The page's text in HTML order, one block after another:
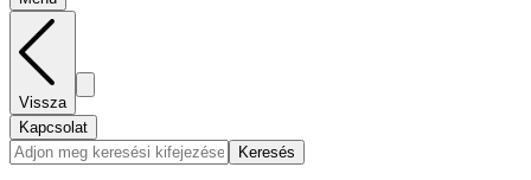
Vissza
Kapcsolat
Keresés